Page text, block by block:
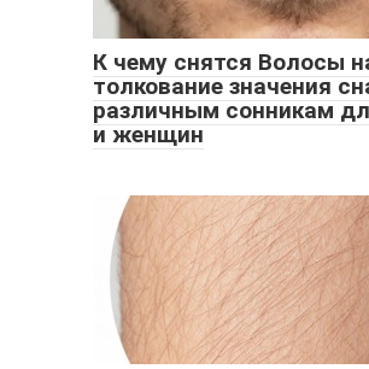
К чему снятся Волосы
толкование значения
различным сонникам
и женщин